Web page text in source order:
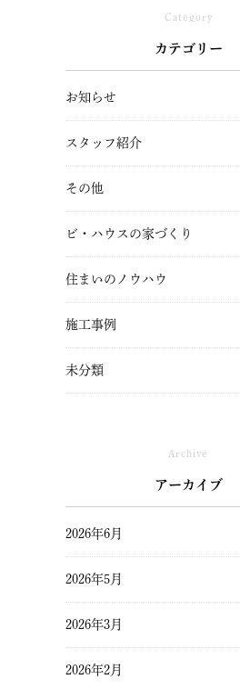
Category
カテゴリー
お知らせ
スタッフ紹介
その他
ビ・ハウスの家づくり
住まいのノウハウ
施工事例
未分類
Archive
アーカイブ
2026年6月
2026年5月
2026年3月
2026年2月